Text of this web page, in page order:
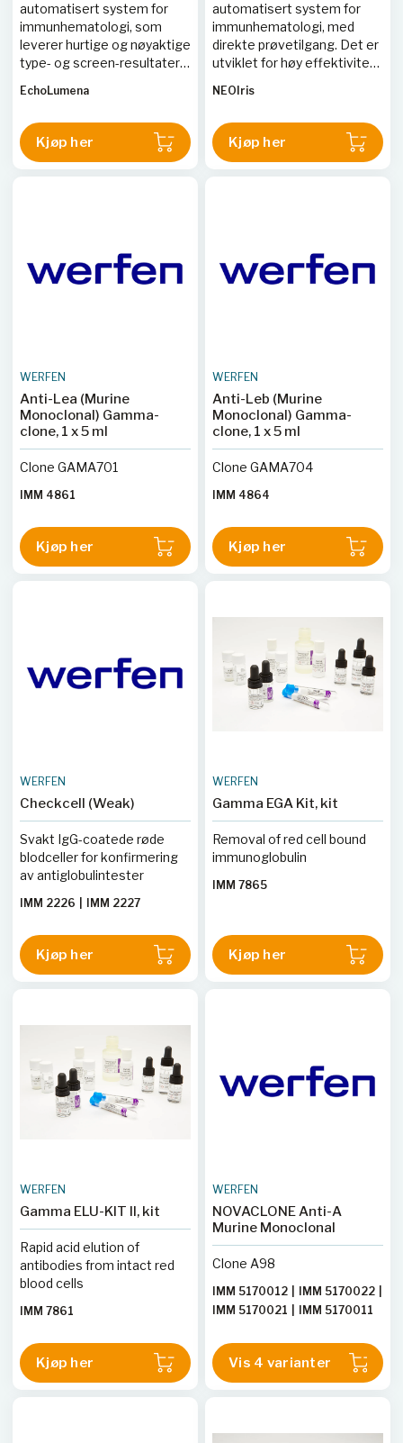
automatisert system for
immunhematologi, som
leverer hurtige og nøyaktige
type- og screen-resultater
Systemet kjører tester i tre
Werfen’s Capture® IgG-
teknologi for høy
tilgang og tilpassede
profiler. Werfen tilbyr også
EchoLumena
Kjøp her
automatisert system for
immunhematologi, med
direkte prøvetilgang. Det er
utviklet for høy effektivitet
blodbanklaboratorier.
kontinuerlig innmating av
prøver og reagenser, det har
NEOIris
Kjøp her
WERFEN
Anti-Lea (Murine
Monoclonal) Gamma-
clone, 1 x 5 ml
Clone GAMA701
IMM 4861
Kjøp her
WERFEN
Anti-Leb (Murine
Monoclonal) Gamma-
clone, 1 x 5 ml
Clone GAMA704
IMM 4864
Kjøp her
WERFEN
Checkcell (Weak)
Svakt IgG-coatede røde
blodceller for konfirmering
av antiglobulintester
IMM 2226 IMM 2227
Kjøp her
WERFEN
Gamma EGA Kit, kit
Removal of red cell bound
immunoglobulin
IMM 7865
Kjøp her
WERFEN
Gamma ELU-KIT II, kit
Rapid acid elution of
antibodies from intact red
blood cells
IMM 7861
Kjøp her
WERFEN
NOVACLONE Anti-A
Murine Monoclonal
Clone A98
IMM 5170012 IMM 5170022
IMM 5170021
IMM 5170011
Vis 4 varianter